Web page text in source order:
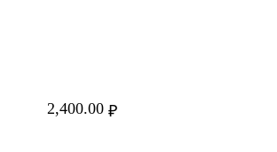
₽
2,400.00